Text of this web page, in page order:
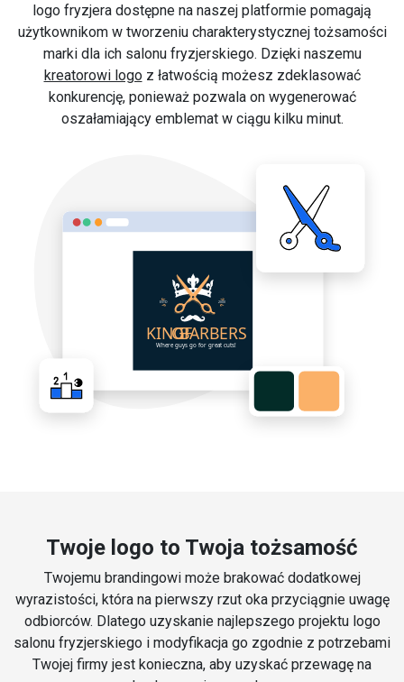
logo fryzjera dostępne na naszej platformie pomagają
użytkownikom w tworzeniu charakterystycznej tożsamości
marki dla ich salonu fryzjerskiego. Dzięki naszemu
kreatorowi logoz łatwością możesz zdeklasować
konkurencję, ponieważ pozwala on wygenerować
oszałamiający emblemat w ciągu kilku minut.
Twoje logo to Twoja tożsamość
Twojemu brandingowi może brakować dodatkowej
wyrazistości, która na pierwszy rzut oka przyciągnie uwagę
odbiorców. Dlatego uzyskanie najlepszego projektu logo
salonu fryzjerskiego i modyfikacja go zgodnie z potrzebami
Twojej firmy jest konieczna, aby uzyskać przewagę na